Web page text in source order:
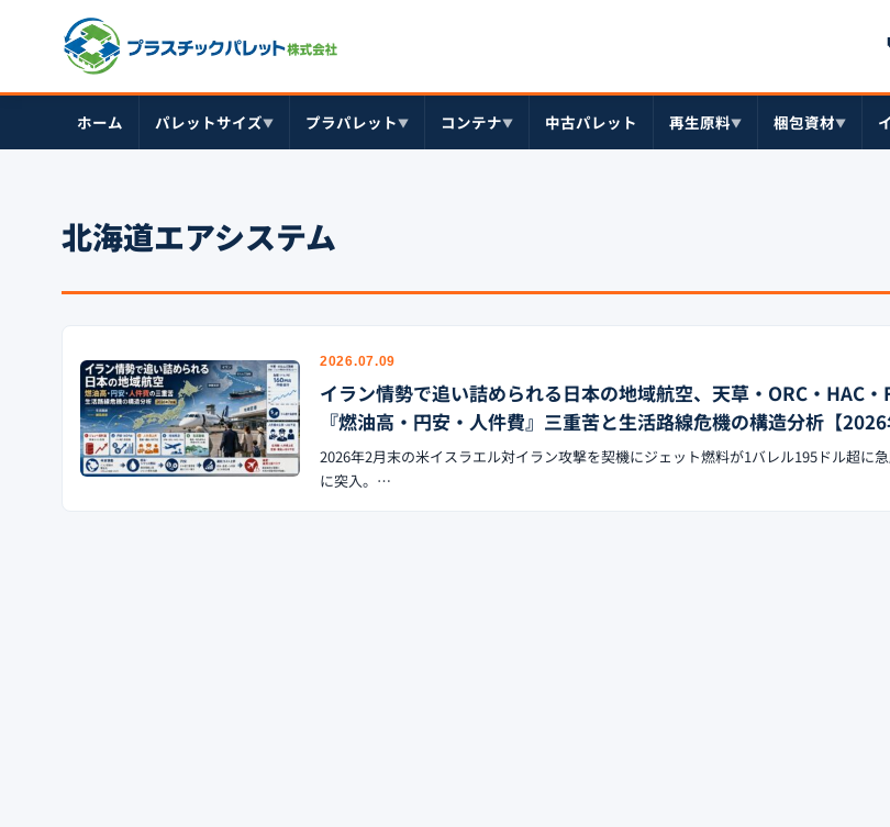
ホーム パレットサイズ▼ プラパレット▼ コンテナ▼ 中古パレット 再生原料▼ 梱包資材▼
北海道エアシステム
2026.07.09
イラン情勢で追い詰められる日本の地域航空、天草・ORC・HAC・
『燃油高・円安・人件費』三重苦と生活路線危機の構造分析【2026
2026年2月末の米イスラエル対イラン攻撃を契機にジェット燃料が1バレル195ドル超に
に突入。…